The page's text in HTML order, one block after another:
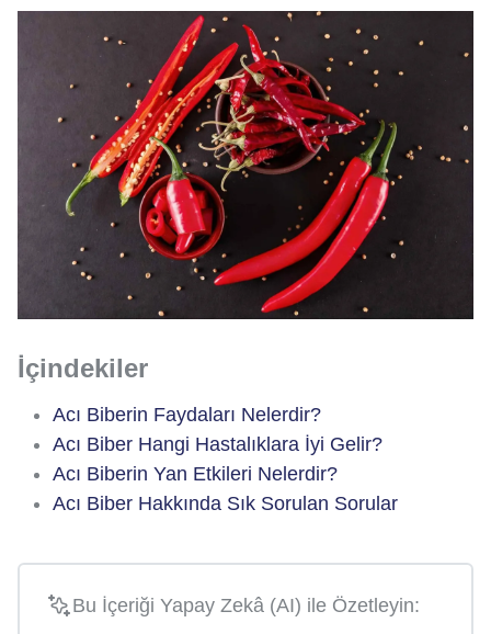
İçindekiler
Acı Biberin Faydaları Nelerdir?
Acı Biber Hangi Hastalıklara İyi Gelir?
Acı Biberin Yan Etkileri Nelerdir?
Acı Biber Hakkında Sık Sorulan Sorular
Bu İçeriği Yapay Zekâ (AI) ile Özetleyin: